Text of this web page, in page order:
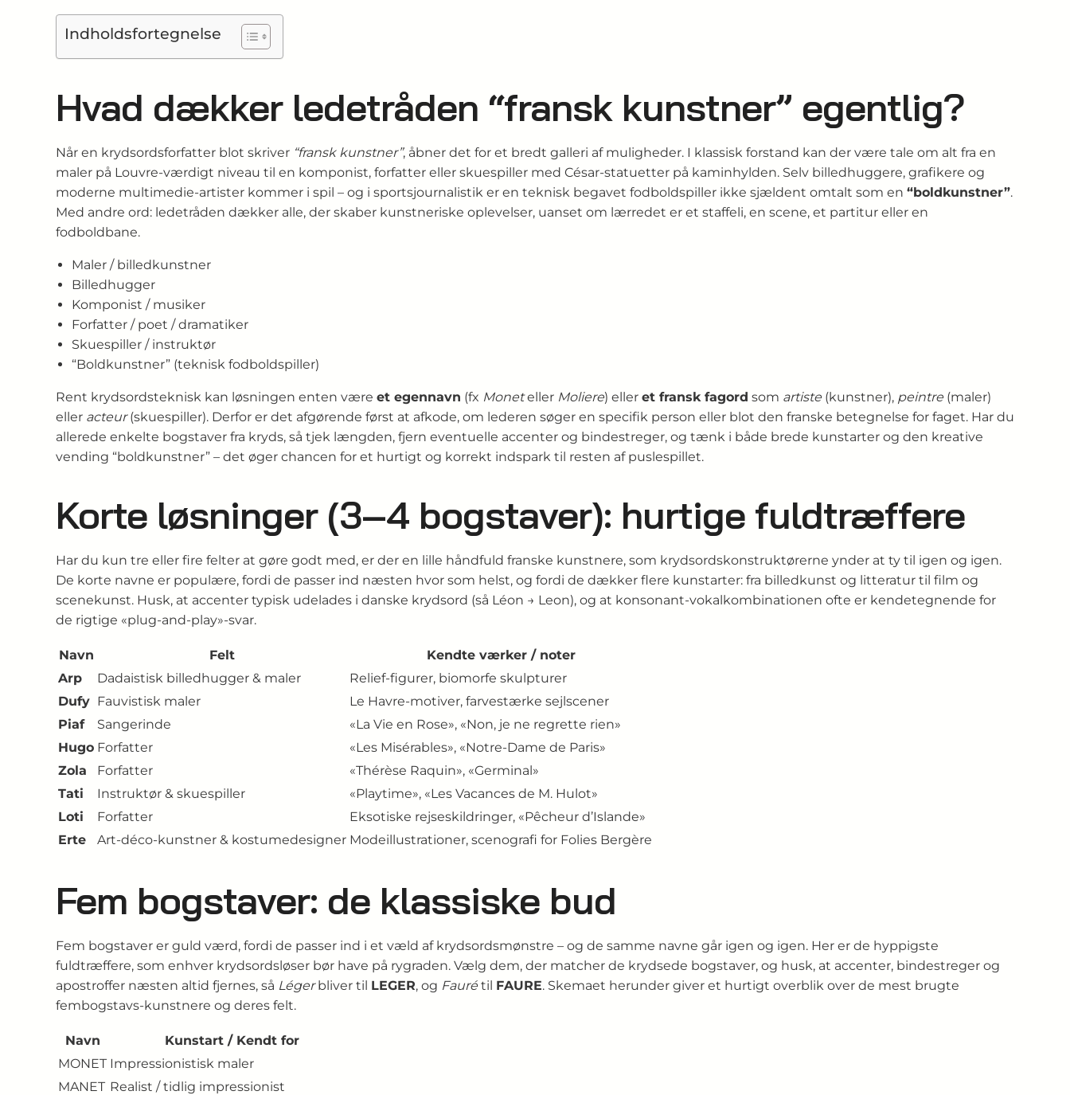
Indholdsfortegnelse
Hvad dækker ledetråden “fransk kunstner” egentlig?
Når en krydsordsforfatter blot skriver “fransk kunstner”, åbner det for et bredt galleri af muligheder. I klassisk forstand kan der være tale om alt fra en
maler på Louvre-værdigt niveau til en komponist, forfatter eller skuespiller med César-statuetter på kaminhylden. Selv billedhuggere, grafikere og
moderne multimedie-artister kommer i spil – og i sportsjournalistik er en teknisk begavet fodboldspiller ikke sjældent omtalt som en “boldkunstner”.
Med andre ord: ledetråden dækker alle, der skaber kunstneriske oplevelser, uanset om lærredet er et staffeli, en scene, et partitur eller en
fodboldbane.
Maler / billedkunstner
Billedhugger
Komponist / musiker
Forfatter / poet / dramatiker
Skuespiller / instruktør
“Boldkunstner” (teknisk fodboldspiller)
Rent krydsordsteknisk kan løsningen enten være et egennavn (fx Moneteller Moliere) eller et fransk fagord som artiste (kunstner), peintre (maler)
eller acteur(skuespiller). Derfor er det afgørende først at afkode, om lederen søger en specifik person eller blot den franske betegnelse for faget. Har du
allerede enkelte bogstaver fra kryds, så tjek længden, fjern eventuelle accenter og bindestreger, og tænk i både brede kunstarter og den kreative
vending “boldkunstner” – det øger chancen for et hurtigt og korrekt indspark til resten af puslespillet.
Korte løsninger (3–4 bogstaver): hurtige fuldtræffere
Har du kun tre eller fire felter at gøre godt med, er der en lille håndfuld franske kunstnere, som krydsordskonstruktørerne ynder at ty til igen og igen.
De korte navne er populære, fordi de passer ind næsten hvor som helst, og fordi de dækker flere kunstarter: fra billedkunst og litteratur til film og
scenekunst. Husk, at accenter typisk udelades i danske krydsord (så Léon → Leon), og at konsonant-vokalkombinationen ofte er kendetegnende for
de rigtige «plug-and-play»-svar.
Navn Felt
Kendte værker / noter
Arp
Dadaistisk billedhugger & maler
Relief-figurer, biomorfe skulpturer
Dufy Fauvistisk maler
Le Havre-motiver, farvestærke sejlscener
Piaf
Sangerinde
«La Vie en Rose», «Non, je ne regrette rien»
Hugo Forfatter
«Les Misérables», «Notre-Dame de Paris»
Zola
Forfatter
«Thérèse Raquin», «Germinal»
Tati
Instruktør & skuespiller
«Playtime», «Les Vacances de M. Hulot»
Loti
Forfatter
Eksotiske rejseskildringer, «Pêcheur d’Islande»
Erte
Art-déco-kunstner & kostumedesigner Modeillustrationer, scenografi for Folies Bergère
Fem bogstaver: de klassiske bud
Fem bogstaver er guld værd, fordi de passer ind i et væld af krydsordsmønstre – og de samme navne går igen og igen. Her er de hyppigste
fuldtræffere, som enhver krydsordsløser bør have på rygraden. Vælg dem, der matcher de krydsede bogstaver, og husk, at accenter, bindestreger og
apostroffer næsten altid fjernes, så Légerbliver til LEGER, og Fauré til FAURE. Skemaet herunder giver et hurtigt overblik over de mest brugte
fembogstavs-kunstnere og deres felt.
Navn
Kunstart / Kendt for
MONET Impressionistisk maler
MANET Realist / tidlig impressionist